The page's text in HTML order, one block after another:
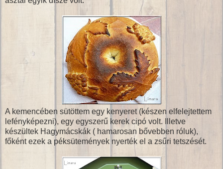
A kemencében sütöttem egy kenyeret (készen elfelejtettem
lefényképezni), egy egyszerű kerek cipó volt. Illetve
készültek Hagymácskák ( hamarosan bővebben róluk),
főként ezek a péksütemények nyerték el a zsűri tetszését.